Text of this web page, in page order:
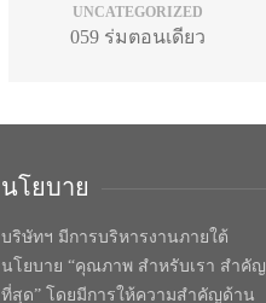
UNCATEGORIZED
059 ร่มตอนเดียว
นโยบาย
บริษัทฯ มีการบริหารงานภายใต้
นโยบาย “คุณภาพ สำหรับเรา สำคัญ
ที่สุด” โดยมีการให้ความสำคัญด้าน